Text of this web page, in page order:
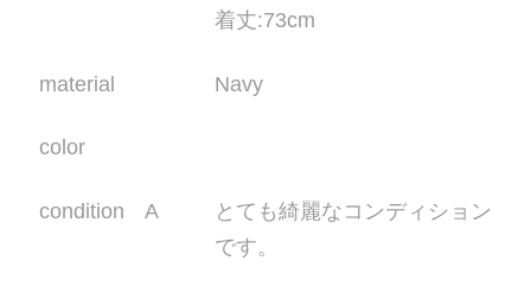
着丈:73cm
material Navy
color
condition A
とても綺麗なコンディション
です。